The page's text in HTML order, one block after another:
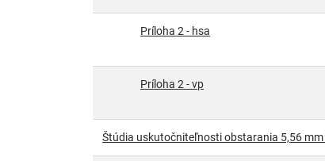
Príloha 2 - hsa
Príloha 2 - vp
Štúdia uskutočniteľnosti obstarania 5,56